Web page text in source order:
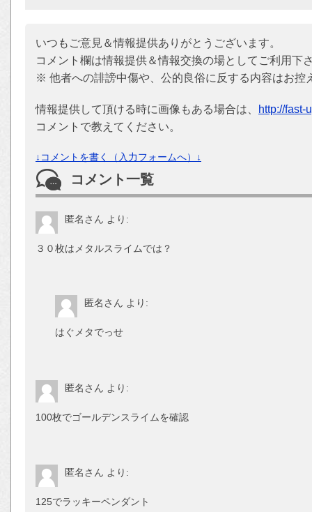
いつもご意見＆情報提供ありがとうございます。
コメント欄は情報提供＆情報交換の場としてご利用下
※ 他者への誹謗中傷や、公的良俗に反する内容はお控
情報提供して頂ける時に画像もある場合は、
http://fast-
コメントで教えてください。
↓コメントを書く（入力フォームへ）↓
コメント一覧
匿名さん より:
３０枚はメタルスライムでは？
匿名さん より:
はぐメタでっせ
匿名さん より:
100枚でゴールデンスライムを確認
匿名さん より:
125でラッキーペンダント